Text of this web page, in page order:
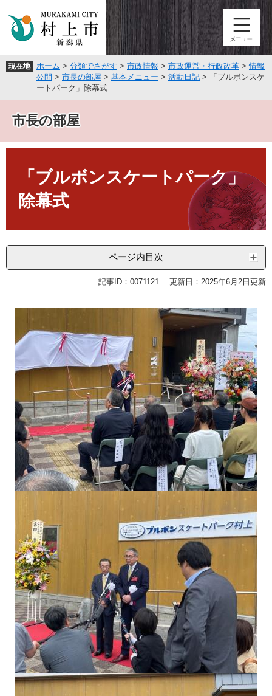
頭
飛
へ
現在地 ホーム > 分類でさがす > 市政情報 > 市政運営・行政改革 >情報
公開 > 市長の部屋 > 基本メニュー > 活動日記 >
「ブルボンスケ
ートパーク」除幕式
市長の部屋
「ブルボンスケートパーク」
除幕式
ページ内目次
記事ID：0071121 更新日：2025年6月2日更新